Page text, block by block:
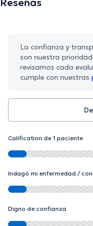
Reseñas
La confianza y
son nuestra
revisamos cada
cumple con nuestras
Calification de 1 paciente
Indagó mi enfermedad /
Digno de confianza